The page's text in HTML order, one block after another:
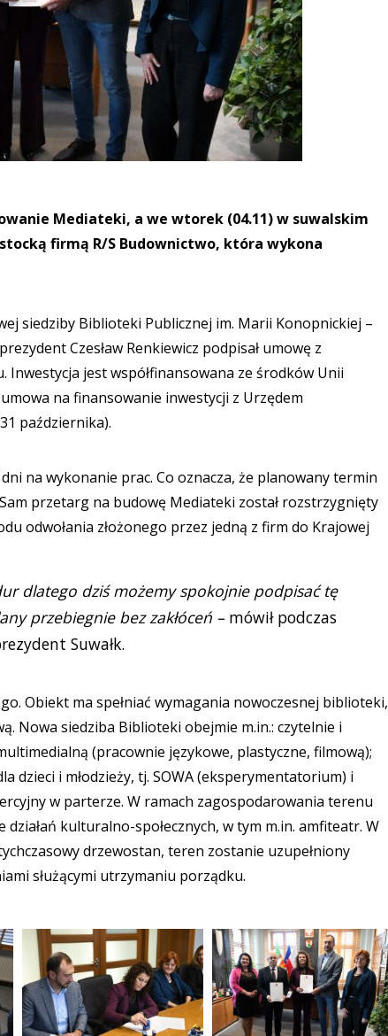
Mediateki, a we wtorek (04.11) w suwalskim
firmą R/S Budownictwo, która wykona
siedziby Biblioteki Publicznej im. Marii Konopnickiej –
Czesław Renkiewicz podpisał umowę z
jest współfinansowana ze środków Unii
na finansowanie inwestycji z Urzędem
października).
na wykonanie prac. Co oznacza, że planowany termin
przetarg na budowę Mediateki został rozstrzygnięty
odwołania złożonego przez jedną z firm do Krajowej
dlatego dziś możemy spokojnie podpisać tę
przebiegnie bez zakłóceń –mówił podczas
Suwałk.
Obiekt ma spełniać wymagania nowoczesnej biblioteki,
Nowa siedziba Biblioteki obejmie m.in.: czytelnie i
(pracownie językowe, plastyczne, filmową);
dzieci i młodzieży, tj. SOWA (eksperymentatorium) i
w parterze. W ramach zagospodarowania terenu
kulturalno-społecznych, w tym m.in. amfiteatr. W
drzewostan, teren zostanie uzupełniony
służącymi utrzymaniu porządku.